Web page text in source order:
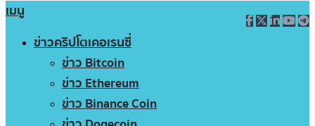
เมนู
ข่าวคริปโตเคอเรนซี่
ข่าว Bitcoin
ข่าว Ethereum
ข่าว Binance Coin